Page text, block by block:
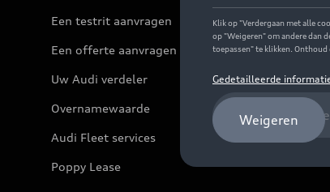
Een testrit aanvragen
Een offerte aanvragen
Uw Audi verdeler
Overnamewaarde
Audi Fleet services
Poppy Lease